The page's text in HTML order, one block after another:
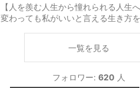
【人を羨む人生から憧れられる人生
変わっても私がいいと言える生き方を
一覧を見る
フォロワー: 620 人